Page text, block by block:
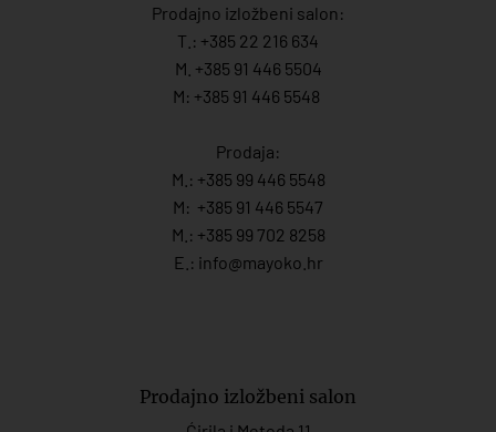
Prodajno izložbeni salon:
T.: +385 22 216 634
M. +385 91 446 5504
M: +385 91 446 5548
Prodaja:
M.: +385 99 446 5548
M: +385 91 446 5547
M.: +385 99 702 8258
E.: info@mayoko. hr
Prodajno izložbeni salon